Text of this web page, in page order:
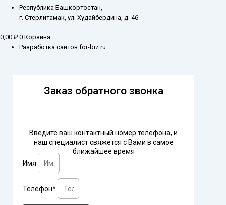
Республика Башкортостан,
г. Стерлитамак, ул. Худайбердина, д. 46
0,00 ₽ 0 Корзина
Разработка сайтов for-biz.ru
Заказ обратного звонка
Введите ваш контактный номер телефона, и
наш специалист свяжется с Вами в самое
ближайшее время
Имя
Телефон*